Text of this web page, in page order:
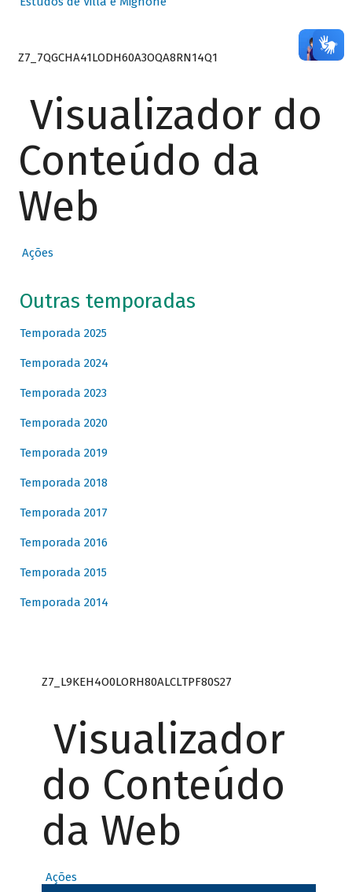
Z7_7QGCHA41LODH60A3OQA8RN14Q1
Visualizador do
Conteúdo da
Web
Ações
Outras temporadas
Temporada 2025
Temporada 2024
Temporada 2023
Temporada 2020
Temporada 2019
Temporada 2018
Temporada 2017
Temporada 2016
Temporada 2015
Temporada 2014
Z7_L9KEH4O0LORH80ALCLTPF80S27
Visualizador
do Conteúdo
da Web
Ações